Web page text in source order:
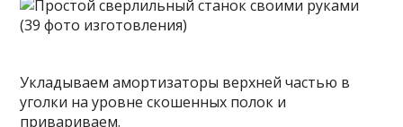
Укладываем амортизаторы верхней частью в
уголки на уровне скошенных полок и
привариваем.